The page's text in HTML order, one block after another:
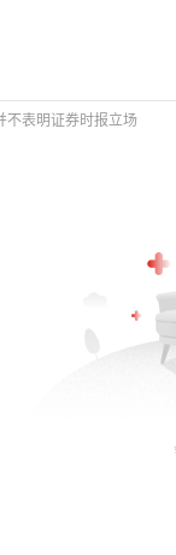
不表明证券时报立场